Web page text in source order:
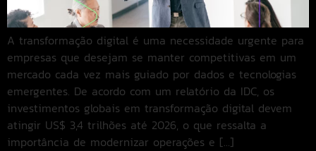
A transformação digital é uma necessidade urgente para
empresas que desejam se manter competitivas em um
mercado cada vez mais guiado por dados e tecnologias
emergentes. De acordo com um relatório da IDC, os
investimentos globais em transformação digital devem
atingir US$ 3,4 trilhões até 2026, o que ressalta a
importância de modernizar operações e […]